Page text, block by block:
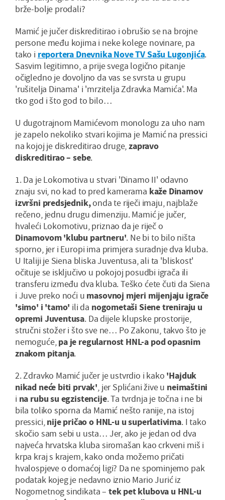
brže-bolje prodali?
Mamić je jučer diskreditirao i obrušio se na brojne
persone među kojima i neke kolege novinare, pa
tako i reportera Dnevnika Nove TV Sašu Lugonjića.
Sasvim legitimno, a prije svega logično pitanje
očigledno je dovoljno da vas se svrsta u grupu
'rušitelja Dinama' i 'mrzitelja Zdravka Mamića'. Ma
tko god i što god to bilo…
U dugotrajnom Mamićevom monologu za uho nam
je zapelo nekoliko stvari kojima je Mamić na pressici
na kojoj je diskreditirao druge,zapravo
diskreditirao – sebe.
1. Da je Lokomotiva u stvari 'Dinamo II' odavno
znaju svi, no kad to pred kamerama kaže Dinamov
izvršni predsjednik,onda te riječi imaju, najblaže
rečeno, jednu drugu dimenziju. Mamić je jučer,
hvaleći Lokomotivu, priznao da je riječ o
Dinamovom 'klubu partneru'. Ne bi to bilo ništa
sporno, jer i Europi ima primjera suradnje dva kluba.
U Italiji je Siena bliska Juventusa, ali ta 'bliskost'
očituje se isključivo u pokojoj posudbi igrača ili
transferu između dva kluba. Teško ćete čuti da Siena
i Juve preko noći u masovnoj mjeri mijenjaju igrače
'simo' i 'tamo' ili da nogometaši Siene treniraju u
opremi Juventusa. Da dijele klupske prostorije,
stručni stožer i što sve ne… Po Zakonu, takvo što je
nemoguće,pa je regularnost HNL-a pod opasnim
znakom pitanja.
2. Zdravko Mamić jučer je ustvrdio i kako 'Hajduk
nikad neće biti prvak', jer Splićani žive u neimaštini
i na rubu su egzistencije. Ta tvrdnja je točna i ne bi
bila toliko sporna da Mamić nešto ranije, na istoj
pressici,nije pričao o HNL-u u superlativima. I tako
skočio sam sebi u usta… Jer, ako je jedan od dva
najveća hrvatska kluba siromašan kao crkveni miš i
krpa kraj s krajem, kako onda možemo pričati
hvalospjeve o domaćoj ligi? Da ne spominjemo pak
podatak kojeg je nedavno iznio Mario Jurić iz
Nogometnog sindikata – tek pet klubova u HNL-u